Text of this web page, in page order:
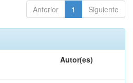
Anterior 1 Siguiente
Autor(es)